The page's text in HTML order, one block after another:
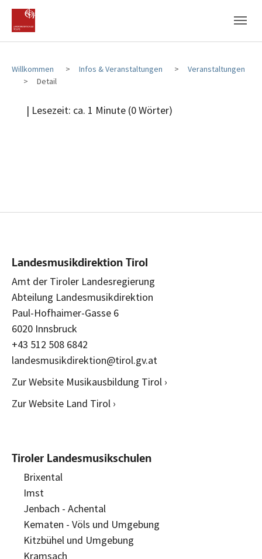
Zum Hauptinhalt
Zum Fußbereich
Willkommen Infos & Veranstaltungen
Veranstaltungen
Detail
| Lesezeit: ca. 1 Minute (0 Wörter)
Landesmusikdirektion Tirol
Amt der Tiroler Landesregierung
Abteilung Landesmusikdirektion
Paul-Hofhaimer-Gasse 6
6020 Innsbruck
+43 512 508 6842
landesmusikdirektion@tirol.gv.at
Zur Website Musikausbildung Tirol ›
Zur Website Land Tirol ›
Tiroler Landesmusikschulen
Brixental
Imst
Jenbach - Achental
Kematen - Völs und Umgebung
Kitzbühel und Umgebung
Kramsach